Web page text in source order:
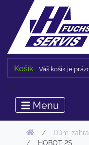
Košík Váš košík je
//
Menu
Dům-
HOBOT 2S